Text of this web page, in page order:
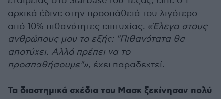
αρχικά έδινε στην προσπάθειά του λιγότερο
από 10% πιθανότητες επιτυχίας. «Έλεγα στους
ανθρώπους μου το εξής: "Πιθανότατα θα
αποτύχει. Αλλά πρέπει να το
προσπαθήσουμε"», έχει παραδεχτεί.
Τα διαστημικά σχέδια του Μασκ ξεκίνησαν πολύ